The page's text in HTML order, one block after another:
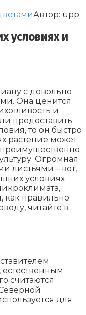
Автор: upp
условиях и
с довольно
Она ценится
и
предоставить
то он быстро
растение может
Огромная
листьями – вот,
условиях
как правильно
читайте в
считаются
для